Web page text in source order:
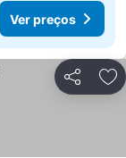
Ver preços
Partilhar